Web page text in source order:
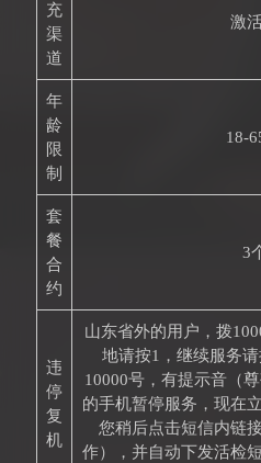
充
渠
道
激
年
龄
限
制
18-
套
餐
合
约
3
违
停
复
机
山东省外的用户，拨
地请按1，继续服务
10000号，有提示音（
的手机暂停服务，现在
您稍后点击短信内链
作），并自动下发活检